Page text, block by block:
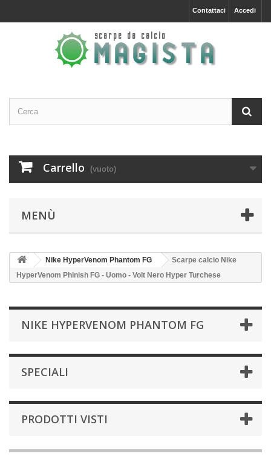
Accedi
Contattaci
Carrello (vuoto)
MENÙ
Nike HyperVenom Phantom FG
Scarpe calcio Nike
HyperVenom Phinish FG - Uomo - Volt Nero Hyper Turchese
NIKE HYPERVENOM PHANTOM FG
SPECIALI
PRODOTTI VISTI